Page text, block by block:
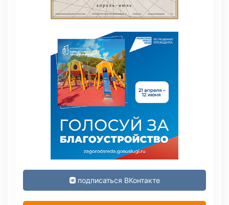
подписаться ВКонтакте